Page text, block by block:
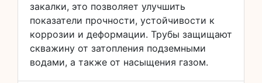
закалки, это позволяет улучшить
показатели прочности, устойчивости к
коррозии и деформации. Трубы защищают
скважину от затопления подземными
водами, а также от насыщения газом.